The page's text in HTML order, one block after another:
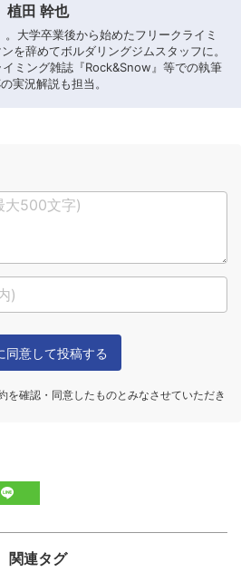
植田 幹也
大学卒業後から始めたフリークライミ
を辞めてボルダリングジムスタッフに。
ミング雑誌『Rock&Snow』等での執筆
実況解説も担当。
関連タグ